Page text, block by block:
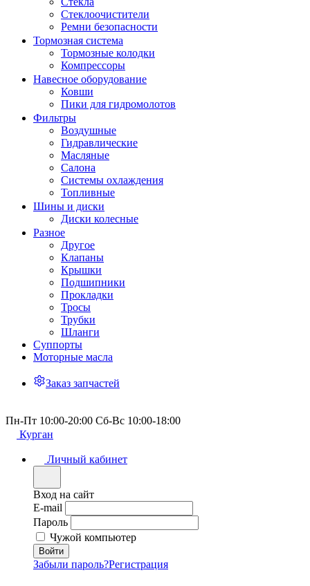
Стеклоочистители
Ремни безопасности
Тормозная система
Тормозные колодки
Компрессоры
Навесное оборудование
Ковши
Пики для гидромолотов
Фильтры
Воздушные
Гидравлические
Масляные
Салона
Системы охлаждения
Топливные
Шины и диски
Диски колесные
Разное
Другое
Клапаны
Крышки
Подшипники
Прокладки
Тросы
Трубки
Шланги
Суппорты
Моторные масла
Заказ запчастей
Пн-Пт 10:00-20:00 Сб-Вс 10:00-18:00
Курган
Личный кабинет
Вход на сайт
E-mail
Пароль
Чужой компьютер
Забыли пароль?Регистрация